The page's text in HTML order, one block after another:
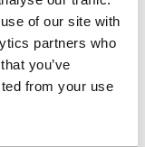
of our site with
partners who
you’ve
from your use
gaatjes in